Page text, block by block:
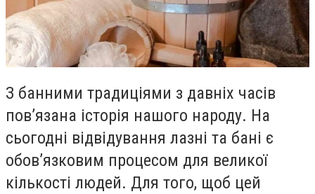
З банними традиціями з давніх часів
пов’язана історія нашого народу. На
сьогодні відвідування лазні та бані є
обов’язковим процесом для великої
кількості людей. Для того, щоб цей